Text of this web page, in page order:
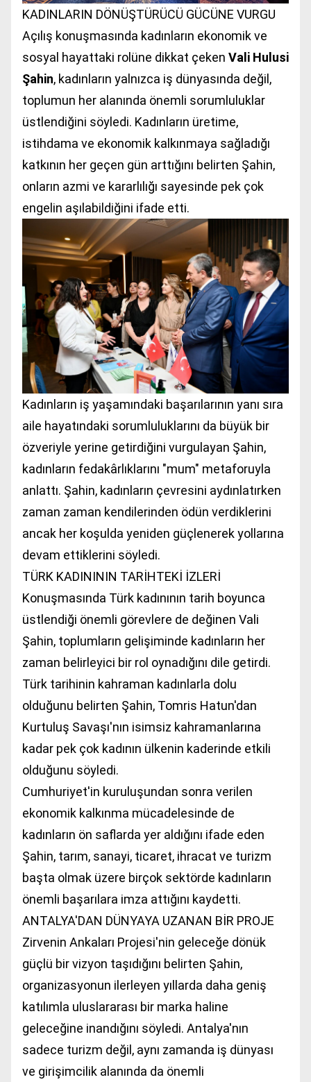
KADINLARIN DÖNÜŞTÜRÜCÜ GÜCÜNE VURGU
Açılış konuşmasında kadınların ekonomik ve
sosyal hayattaki rolüne dikkat çeken Vali Hulusi
Şahin, kadınların yalnızca iş dünyasında değil,
toplumun her alanında önemli sorumluluklar
üstlendiğini söyledi. Kadınların üretime,
istihdama ve ekonomik kalkınmaya sağladığı
katkının her geçen gün arttığını belirten Şahin,
onların azmi ve kararlılığı sayesinde pek çok
engelin aşılabildiğini ifade etti.
Kadınların iş yaşamındaki başarılarının yanı sıra
aile hayatındaki sorumluluklarını da büyük bir
özveriyle yerine getirdiğini vurgulayan Şahin,
kadınların fedakârlıklarını "mum" metaforuyla
anlattı. Şahin, kadınların çevresini aydınlatırken
zaman zaman kendilerinden ödün verdiklerini
ancak her koşulda yeniden güçlenerek yollarına
devam ettiklerini söyledi.
TÜRK KADINININ TARİHTEKİ İZLERİ
Konuşmasında Türk kadınının tarih boyunca
üstlendiği önemli görevlere de değinen Vali
Şahin, toplumların gelişiminde kadınların her
zaman belirleyici bir rol oynadığını dile getirdi.
Türk tarihinin kahraman kadınlarla dolu
olduğunu belirten Şahin, Tomris Hatun'dan
Kurtuluş Savaşı'nın isimsiz kahramanlarına
kadar pek çok kadının ülkenin kaderinde etkili
olduğunu söyledi.
Cumhuriyet'in kuruluşundan sonra verilen
ekonomik kalkınma mücadelesinde de
kadınların ön saflarda yer aldığını ifade eden
Şahin, tarım, sanayi, ticaret, ihracat ve turizm
başta olmak üzere birçok sektörde kadınların
önemli başarılara imza attığını kaydetti.
ANTALYA'DAN DÜNYAYA UZANAN BİR PROJE
Zirvenin Ankaları Projesi'nin geleceğe dönük
güçlü bir vizyon taşıdığını belirten Şahin,
organizasyonun ilerleyen yıllarda daha geniş
katılımla uluslararası bir marka haline
geleceğine inandığını söyledi. Antalya'nın
sadece turizm değil, aynı zamanda iş dünyası
ve girişimcilik alanında da önemli